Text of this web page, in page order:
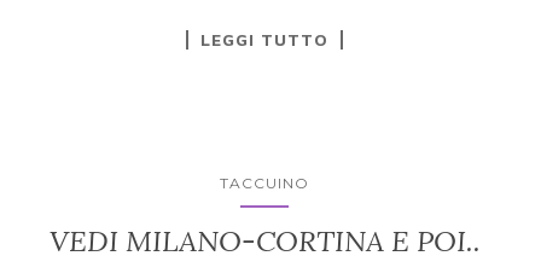
LEGGI TUTTO
TACCUINO
VEDI MILANO-CORTINA E POI..